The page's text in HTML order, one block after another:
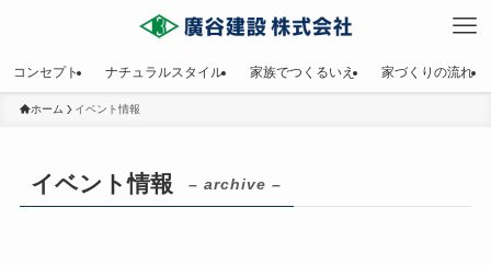
コンセプト ナチュラルスタイル 家族でつくるいえ 家づくりの流れ
ホーム イベント情報
イベント情報 – archive –